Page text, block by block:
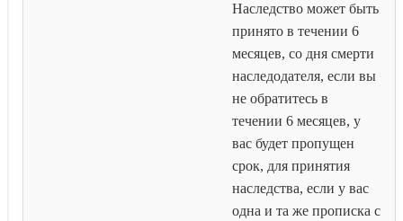
Наследство может быть
принято в течении 6
месяцев, со дня смерти
наследодателя, если вы
не обратитесь в
течении 6 месяцев, у
вас будет пропущен
срок, для принятия
наследства, если у вас
одна и та же прописка с